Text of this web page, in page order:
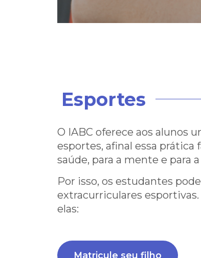
Esportes
O IABC oferece aos alunos
esportes, afinal essa prática
saúde, para a mente e para
Por isso, os estudantes
extracurriculares esportivas.
elas:
Matricule seu filho